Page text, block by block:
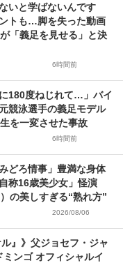
いと学ばないんです
トも…脚を失った動画
「義足を見せる」と決
6時間前
180度ねじれて…」バイ
競泳選手の義足モデル
を一変させた事故
6時間前
どろ情事」豊満な身体
称16歳美少女」怪演
の美しすぎる“熟れ方”
2026/08/06
』》父ジョセフ・ジャ
ンゴ オフィシャルイ